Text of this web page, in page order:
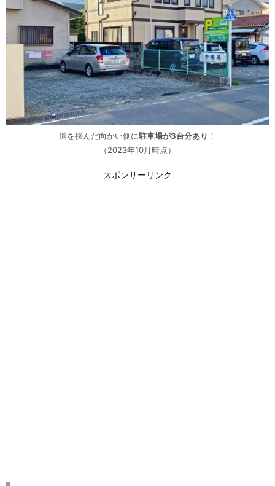
道を挟んだ向かい側に駐車場が3台分あり ！
（2023年10月時点）
スポンサーリンク